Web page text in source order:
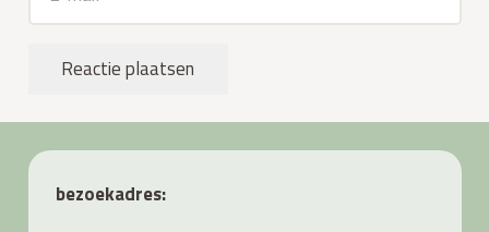
Reactie plaatsen
bezoekadres: